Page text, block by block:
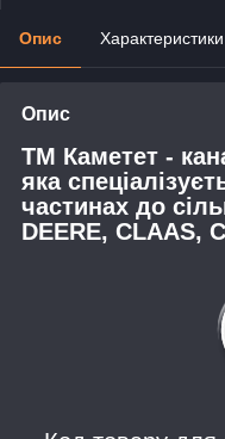
Опис Характеристики
Опис
ТМ Каметет -
яка
частинах до
DEERE, CLAAS,